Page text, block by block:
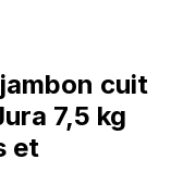
cuit
7,5 kg
et